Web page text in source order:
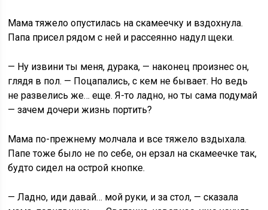
Мама тяжело опустилась на скамеечку и вздохнула.
Папа присел рядом с ней и рассеянно надул щеки.
— Ну извини ты меня, дурака, — наконец произнес он,
глядя в пол. — Поцапались, с кем не бывает. Но ведь
не развелись же… еще. Я-то ладно, но ты сама подумай
— зачем дочери жизнь портить?
Мама по-прежнему молчала и все тяжело вздыхала.
Папе тоже было не по себе, он ерзал на скамеечке так,
будто сидел на острой кнопке.
— Ладно, иди давай… мой руки, и за стол, — сказала